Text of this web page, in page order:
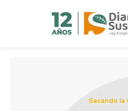
Sacando la